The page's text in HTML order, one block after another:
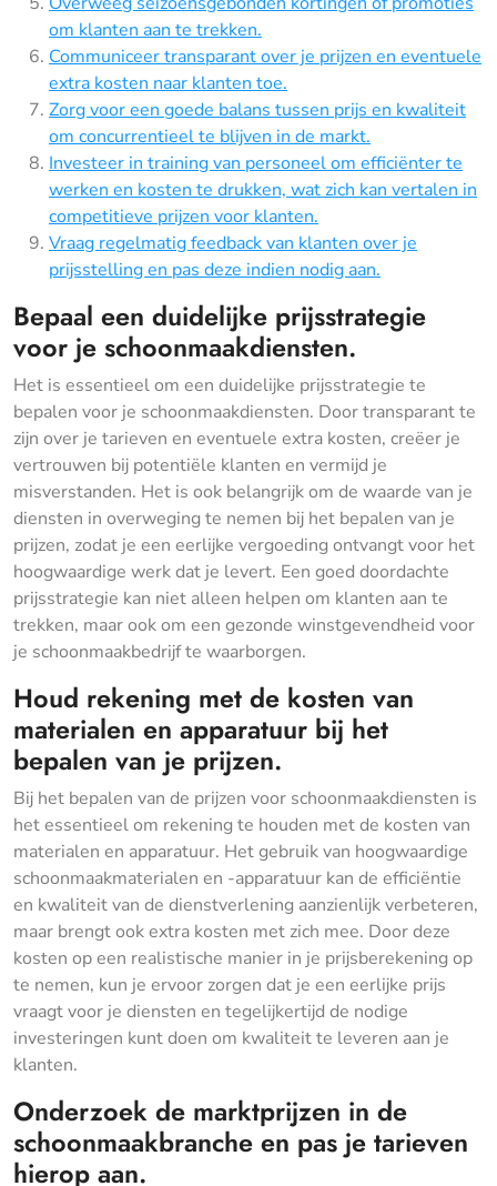
om klanten aan te trekken.
Communiceer transparant over je prijzen en eventuele
extra kosten naar klanten toe.
Zorg voor een goede balans tussen prijs en kwaliteit
om concurrentieel te blijven in de markt.
Investeer in training van personeel om efficiënter te
werken en kosten te drukken, wat zich kan vertalen in
competitieve prijzen voor klanten.
Vraag regelmatig feedback van klanten over je
prijsstelling en pas deze indien nodig aan.
Bepaal een duidelijke prijsstrategie
voor je schoonmaakdiensten.
Het is essentieel om een duidelijke prijsstrategie te
bepalen voor je schoonmaakdiensten. Door transparant te
zijn over je tarieven en eventuele extra kosten, creëer je
vertrouwen bij potentiële klanten en vermijd je
misverstanden. Het is ook belangrijk om de waarde van je
diensten in overweging te nemen bij het bepalen van je
prijzen, zodat je een eerlijke vergoeding ontvangt voor het
hoogwaardige werk dat je levert. Een goed doordachte
prijsstrategie kan niet alleen helpen om klanten aan te
trekken, maar ook om een gezonde winstgevendheid voor
je schoonmaakbedrijf te waarborgen.
Houd rekening met de kosten van
materialen en apparatuur bij het
bepalen van je prijzen.
Bij het bepalen van de prijzen voor schoonmaakdiensten is
het essentieel om rekening te houden met de kosten van
materialen en apparatuur. Het gebruik van hoogwaardige
schoonmaakmaterialen en -apparatuur kan de efficiëntie
en kwaliteit van de dienstverlening aanzienlijk verbeteren,
maar brengt ook extra kosten met zich mee. Door deze
kosten op een realistische manier in je prijsberekening op
te nemen, kun je ervoor zorgen dat je een eerlijke prijs
vraagt voor je diensten en tegelijkertijd de nodige
investeringen kunt doen om kwaliteit te leveren aan je
klanten.
Onderzoek de marktprijzen in de
schoonmaakbranche en pas je tarieven
hierop aan.